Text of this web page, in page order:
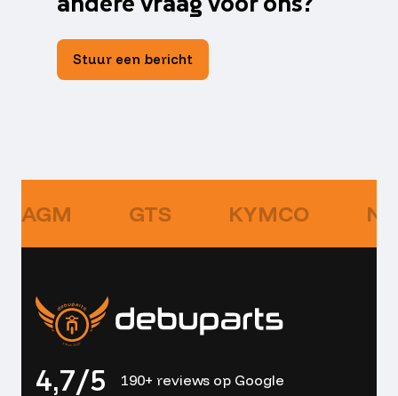
Stuur een bericht
AGM GTS KYMCO
4,7/5 190+ reviews op Google